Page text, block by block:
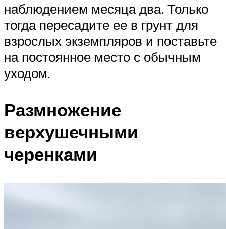
наблюдением месяца два. Только
тогда пересадите ее в грунт для
взрослых экземпляров и поставьте
на постоянное место с обычным
уходом.
Размножение
верхушечными
черенками